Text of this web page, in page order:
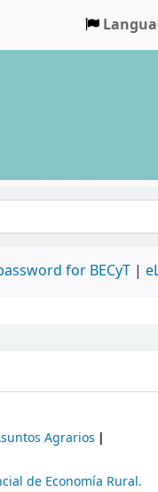
for BECyT |
Agrarios
de Economía Rural.